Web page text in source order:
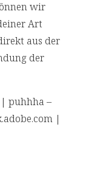
wir
Art
aus der
der
| puhhha –
|